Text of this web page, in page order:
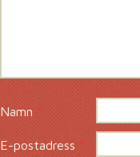
Namn*
E-postadress*